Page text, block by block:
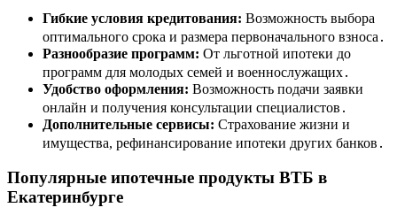
Гибкие условия кредитования: Возможность выбора
оптимального срока и размера первоначального взноса․
Разнообразие программ: От льготной ипотеки до
программ для молодых семей и военнослужащих․
Удобство оформления: Возможность подачи заявки
онлайн и получения консультации специалистов․
Дополнительные сервисы: Страхование жизни и
имущества, рефинансирование ипотеки других банков․
Популярные ипотечные продукты ВТБ в
Екатеринбурге